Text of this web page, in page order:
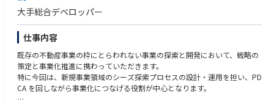
大手総合デベロッパー
仕事内容
既存の不動産事業の枠にとらわれない事業の探索と開発において、戦略の
策定と事業化推進に携わっていただきます。
特に今回は、新規事業領域のシーズ探索プロセスの設計・運用を担い、PD
CA を回しながら事業化につなげる役割が中心となります。